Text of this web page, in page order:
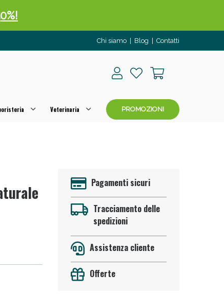
Chi siamo Blog Contatti
Veterinaria PROMOZIONI
Pagamenti sicuri
Tracciamento delle
spedizioni
Assistenza cliente
Offerte